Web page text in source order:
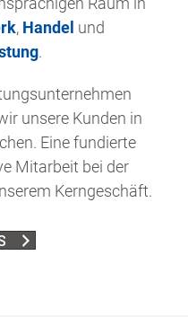
, Handel und
.
unsere Kunden in
Eine fundierte
Mitarbeit bei der
Kerngeschäft.